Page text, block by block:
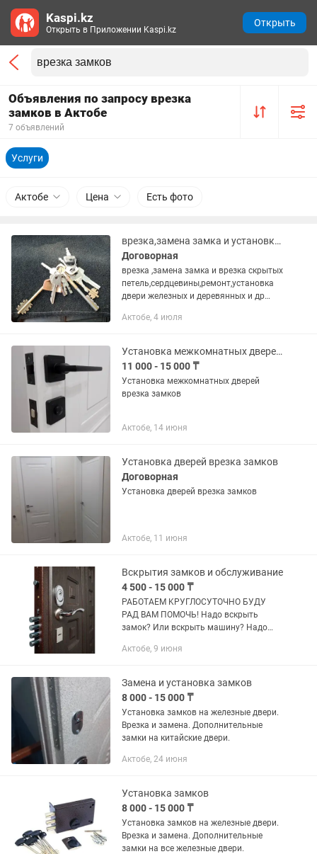
Объявления по запросу врезка
замков в Актобе
7 объявлений
Услуги
Актобе Цена Есть фото
врезка,замена замка и установка дверей
Договорная
врезка ,замена замка и врезка скрытых
петель,сердцевины,ремонт,установка
двери железных и деревянных и др
Актобе, 4 июля
Установка межкомнатных дверей врезка замков
11 000 - 15 000 ₸
Установка межкомнатных дверей
врезка замков
Актобе, 14 июня
Установка дверей врезка замков
Договорная
Установка дверей врезка замков
Актобе, 11 июня
Вскрытия замков и обслуживание
4 500 - 15 000 ₸
РАБOTAEM KРУГЛОСУTOЧНО БУДУ
РАД ВАМ ПОМОЧЬ! Надо вскрыть
замок? Или вскрыть машину? Надо
Аккуратно! Без повреждения двери!
вскрытию...
Актобе, 9 июня
Замена и установка замков
8 000 - 15 000 ₸
Установка замков на железные двери.
Врезка и замена. Дополнительные
замки на китайские двери.
Актобе, 24 июня
Установка замков
8 000 - 15 000 ₸
Установка замков на железные двери.
Врезка и замена. Дополнительные
замки на все железные двери.
Kaspi.kz
Открыть в Приложении Kaspi.kz
Открыть